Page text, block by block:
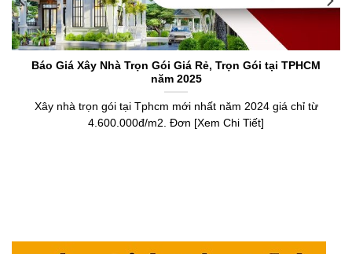
Báo Giá Xây Nhà Trọn Gói Giá Rẻ, Trọn Gói tại TPHCM
năm 2025
Xây nhà trọn gói tại Tphcm mới nhất năm 2024 giá chỉ từ
4.600.000đ/m2. Đơn [Xem Chi Tiết]